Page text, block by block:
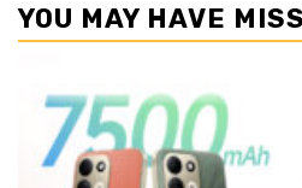
YOU MAY HAVE